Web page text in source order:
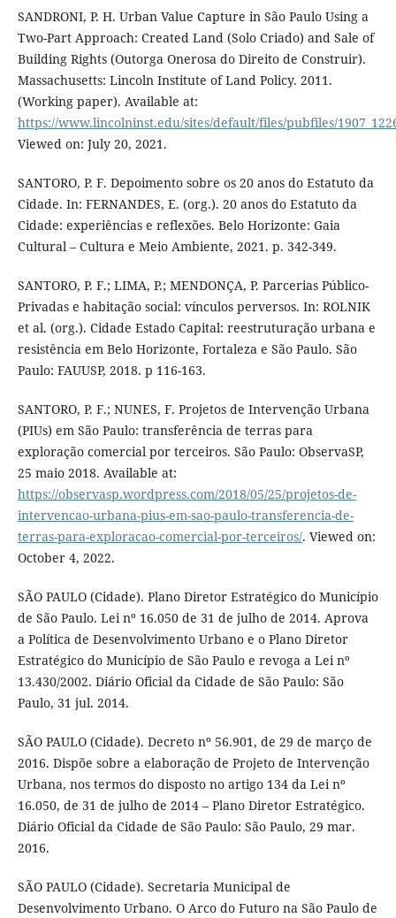
SANDRONI, P. H. Urban Value Capture in São Paulo Using a
Two-Part Approach: Created Land (Solo Criado) and Sale of
Building Rights (Outorga Onerosa do Direito de Construir).
Massachusetts: Lincoln Institute of Land Policy. 2011.
(Working paper). Available at:
https://www.lincolninst.edu/sites/default/files/pubfiles/
Viewed on: July 20, 2021.
SANTORO, P. F. Depoimento sobre os 20 anos do Estatuto da
Cidade. In: FERNANDES, E. (org.). 20 anos do Estatuto da
Cidade: experiências e reflexões. Belo Horizonte: Gaia
Cultural – Cultura e Meio Ambiente, 2021. p. 342-349.
SANTORO, P. F.; LIMA, P.; MENDONÇA, P. Parcerias Público-
Privadas e habitação social: vínculos perversos. In: ROLNIK
et al. (org.). Cidade Estado Capital: reestruturação urbana e
resistência em Belo Horizonte, Fortaleza e São Paulo. São
Paulo: FAUUSP, 2018. p 116-163.
SANTORO, P. F.; NUNES, F. Projetos de Intervenção Urbana
(PIUs) em São Paulo: transferência de terras para
exploração comercial por terceiros. São Paulo: ObservaSP,
25 maio 2018. Available at:
https://observasp.wordpress.com/2018/05/25/projetos-de-
intervencao-urbana-pius-em-sao-paulo-transferencia-de-
terras-para-exploracao-comercial-por-terceiros/. Viewed on:
October 4, 2022.
SÃO PAULO (Cidade). Plano Diretor Estratégico do Município
de São Paulo. Lei nº 16.050 de 31 de julho de 2014. Aprova
a Política de Desenvolvimento Urbano e o Plano Diretor
Estratégico do Município de São Paulo e revoga a Lei nº
13.430/2002. Diário Oficial da Cidade de São Paulo: São
Paulo, 31 jul. 2014.
SÃO PAULO (Cidade). Decreto nº 56.901, de 29 de março de
2016. Dispõe sobre a elaboração de Projeto de Intervenção
Urbana, nos termos do disposto no artigo 134 da Lei nº
16.050, de 31 de julho de 2014 – Plano Diretor Estratégico.
Diário Oficial da Cidade de São Paulo: São Paulo, 29 mar.
2016.
SÃO PAULO (Cidade). Secretaria Municipal de
Desenvolvimento Urbano. O Arco do Futuro na São Paulo de